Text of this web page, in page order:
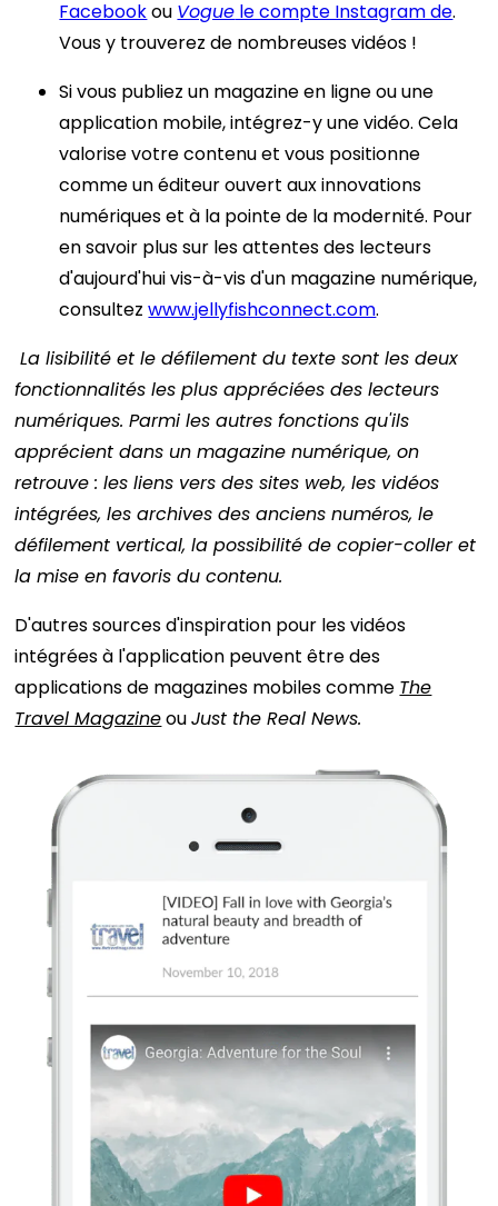
Facebookou Vogue le compte Instagram de.
Vous y trouverez de nombreuses vidéos !
Si vous publiez un magazine en ligne ou une
application mobile, intégrez-y une vidéo. Cela
valorise votre contenu et vous positionne
comme un éditeur ouvert aux innovations
numériques et à la pointe de la modernité. Pour
en savoir plus sur les attentes des lecteurs
d'aujourd'hui vis-à-vis d'un magazine numérique,
consultezwww.jellyfishconnect.com.
La lisibilité et le défilement du texte sont les deux
fonctionnalités les plus appréciées des lecteurs
numériques. Parmi les autres fonctions qu'ils
apprécient dans un magazine numérique, on
retrouve : les liens vers des sites web, les vidéos
intégrées, les archives des anciens numéros, le
défilement vertical, la possibilité de copier-coller et
la mise en favoris du contenu.
D'autres sources d'inspiration pour les vidéos
intégrées à l'application peuvent être des
applications de magazines mobiles comme The
Travel MagazineouJust the Real News.